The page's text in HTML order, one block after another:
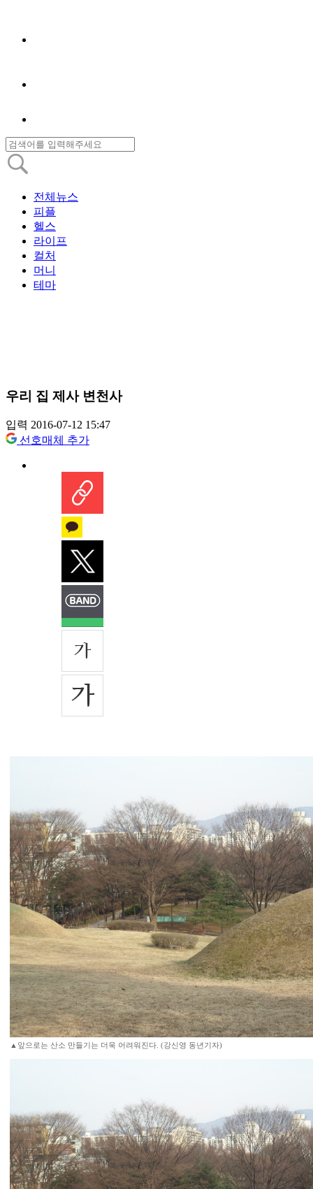
전체뉴스
피플
헬스
라이프
컬처
머니
테마
우리 집 제사 변천사
입력 2016-07-12 15:47
선호매체 추가
▲앞으로는 산소 만들기는 더욱 어려워진다. (강신영 동년기자)